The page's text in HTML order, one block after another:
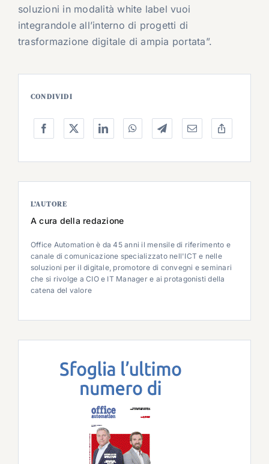
soluzioni in modalità white label vuoi
integrandole all’interno di progetti di
trasformazione digitale di ampia portata”.
CONDIVIDI
L’AUTORE
A cura della redazione
Office Automation è da 45 anni il mensile di riferimento e
canale di comunicazione specializzato nell'ICT e nelle
soluzioni per il digitale, promotore di convegni e seminari
che si rivolge a CIO e IT Manager e ai protagonisti della
catena del valore